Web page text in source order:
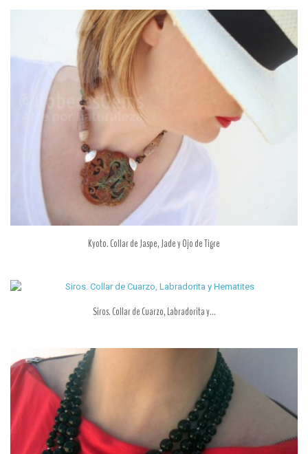
Kyoto. Collar de Jaspe, Jade y Ojo de Tigre
Siros. Collar de Cuarzo, Labradorita y...